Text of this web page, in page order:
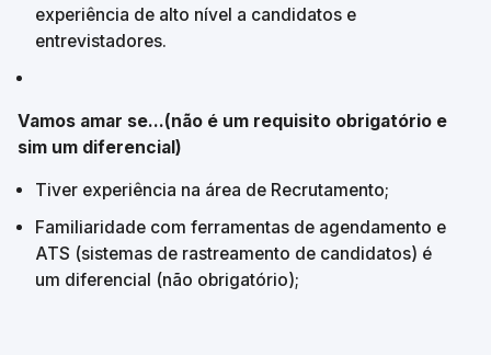
experiência de alto nível a candidatos e
entrevistadores.
Vamos amar se...(não é um requisito obrigatório e
sim um diferencial)
Tiver experiência na área de Recrutamento;
Familiaridade com ferramentas de agendamento e
ATS (sistemas de rastreamento de candidatos) é
um diferencial (não obrigatório);